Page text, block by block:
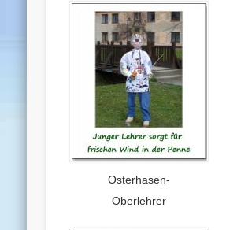
Osterhasen-
Oberlehrer